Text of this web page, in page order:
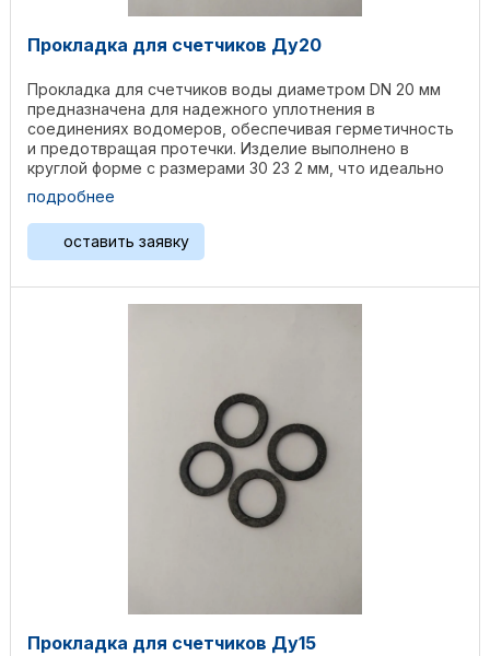
Прокладка для счетчиков Ду20
Прокладка для счетчиков воды диаметром DN 20 мм
предназначена для надежного уплотнения в
соединениях водомеров, обеспечивая герметичность
и предотвращая протечки. Изделие выполнено в
круглой форме с размерами 30 23 2 мм, что идеально
подходит для ...
подробнее
оставить заявку
Прокладка для счетчиков Ду15